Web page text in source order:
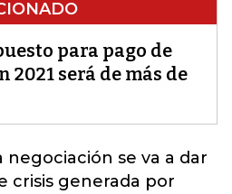
para pago de
2021 será de más de
negociación se va a dar
crisis generada por